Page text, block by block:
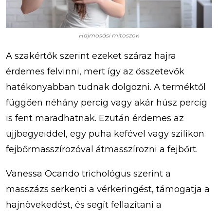
Hajmosási mítoszok
A szakértők szerint ezeket száraz hajra
érdemes felvinni, mert így az összetevők
hatékonyabban tudnak dolgozni. A terméktől
függően néhány percig vagy akár húsz percig
is fent maradhatnak. Ezután érdemes az
ujjbegyeiddel, egy puha kefével vagy szilikon
fejbőrmasszírozóval átmasszírozni a fejbőrt.
Vanessa Ocando trichológus szerint a
masszázs serkenti a vérkeringést, támogatja a
hajnövekedést, és segít fellazítani a